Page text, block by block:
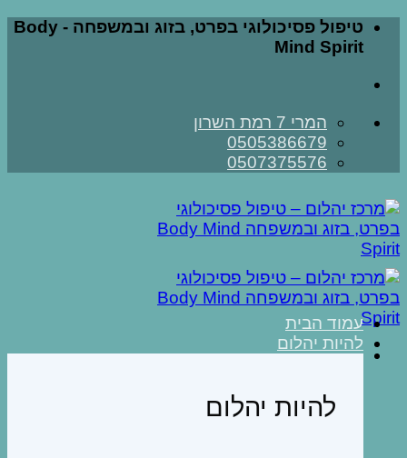
Skip
טיפול פסיכולוגי בפרט, בזוג ובמשפחה - Body
Mind Spirit
המרי 7 רמת השרון
0505386679
0507375576
עמוד הבית
להיות יהלום
להיות יהלום